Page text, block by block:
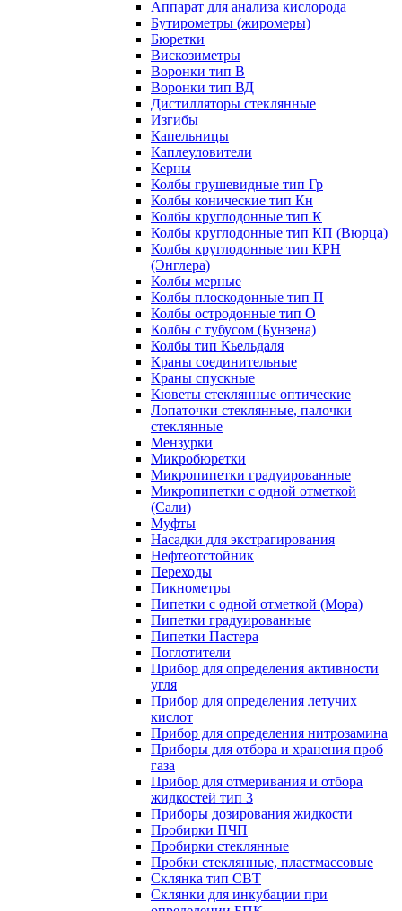
Аппарат для анализа кислорода
Бутирометры (жиромеры)
Бюретки
Вискозиметры
Воронки тип В
Воронки тип ВД
Дистилляторы стеклянные
Изгибы
Капельницы
Каплеуловители
Керны
Колбы грушевидные тип Гр
Колбы конические тип Кн
Колбы круглодонные тип К
Колбы круглодонные тип КП (Вюрца)
Колбы круглодонные тип КРН
(Энглера)
Колбы мерные
Колбы плоскодонные тип П
Колбы остродонные тип О
Колбы с тубусом (Бунзена)
Колбы тип Кьельдаля
Краны соединительные
Краны спускные
Кюветы стеклянные оптические
Лопаточки стеклянные, палочки
стеклянные
Мензурки
Микробюретки
Микропипетки градуированные
Микропипетки с одной отметкой
(Сали)
Муфты
Насадки для экстрагирования
Нефтеотстойник
Переходы
Пикнометры
Пипетки с одной отметкой (Мора)
Пипетки градуированные
Пипетки Пастера
Поглотители
Прибор для определения активности
угля
Прибор для определения летучих
кислот
Прибор для определения нитрозамина
Приборы для отбора и хранения проб
газа
Прибор для отмеривания и отбора
жидкостей тип 3
Приборы дозирования жидкости
Пробирки ПЧП
Пробирки стеклянные
Пробки стеклянные, пластмассовые
Склянка тип СВТ
Склянки для инкубации при